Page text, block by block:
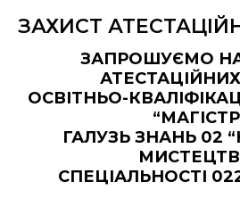
ЗАХИСТ
ЗАПРОШУЄМО
ОСВІТНЬО-
ГАЛУЗЬ ЗНАНЬ 02
СПЕЦІАЛЬНОСТІ